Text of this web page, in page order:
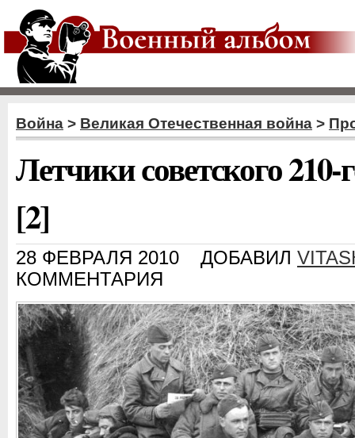
Война > Великая Отечественная война >
Летчики советского
[2]
28 ФЕВРАЛЯ 2010 ДОБАВИЛ
КОММЕНТАРИЯ